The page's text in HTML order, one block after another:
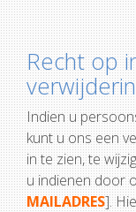
Recht op
Indien u
kunt u ons een
in te zien, te
u indienen door
MAILADRES].